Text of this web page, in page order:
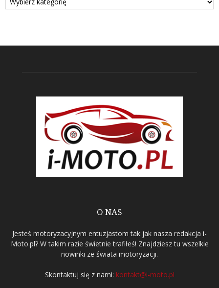
O NAS
Jesteś motoryzacyjnym entuzjastom tak jak nasza redakcja i-
Moto.pl? W takim razie świetnie trafiłeś! Znajdziesz tu wszelkie
nowinki ze świata motoryzacji.
Skontaktuj się z nami: kontakt@i-moto.pl